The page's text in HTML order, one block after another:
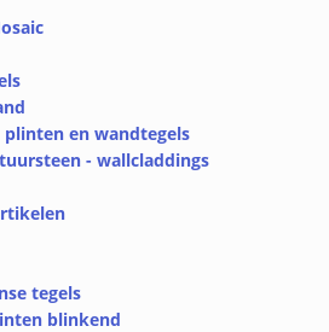
plinten en wandtegels
- wallcladdings
tegels
blinkend